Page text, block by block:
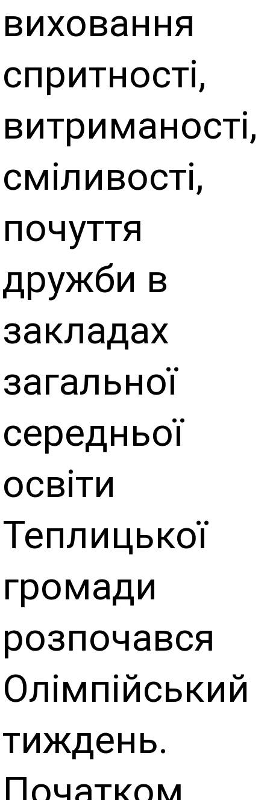
виховання
спритності,
витриманості,
сміливості,
почуття
дружби в
закладах
загальної
середньої
освіти
Теплицької
громади
розпочався
Олімпійський
тиждень.